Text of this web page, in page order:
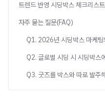
트렌드 반영 시딩박스 체크리스트
자주 묻는 질문(FAQ)
Q1. 2026년 시딩박스 마케팅
Q2. 글로벌 시딩 시 시딩박스
Q3. 굿즈를 박스와 따로 발주